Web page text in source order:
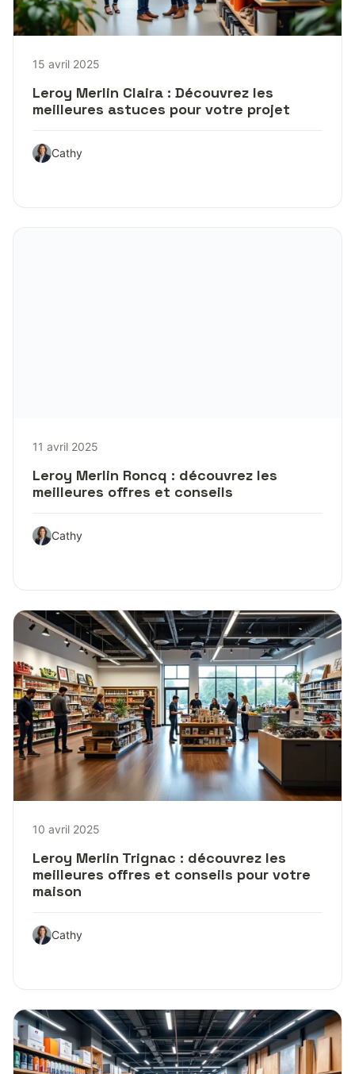
15 avril 2025
Leroy Merlin Claira : Découvrez les
meilleures astuces pour votre projet
Cathy
11 avril 2025
Leroy Merlin Roncq : découvrez les
meilleures offres et conseils
Cathy
10 avril 2025
Leroy Merlin Trignac : découvrez les
meilleures offres et conseils pour votre
maison
Cathy